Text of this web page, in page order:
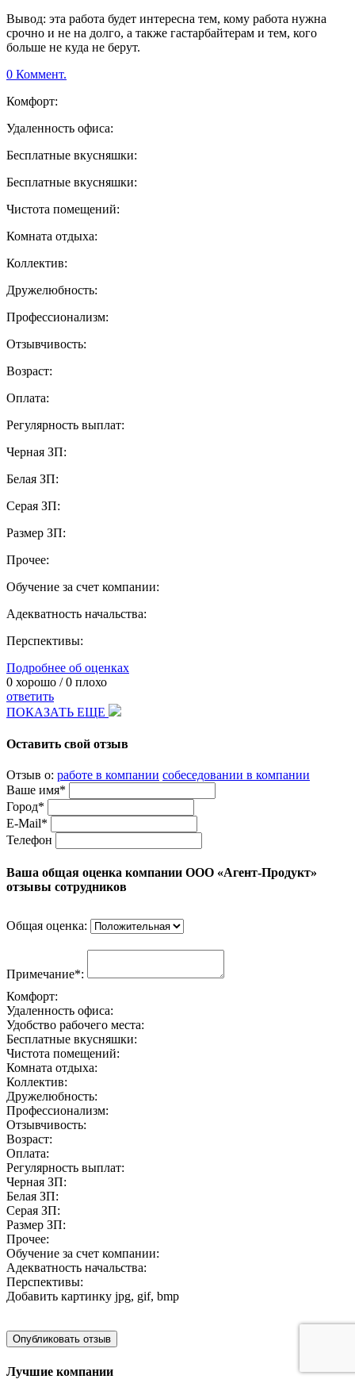
Вывод: эта работа будет интересна тем, кому работа нужна
срочно и не на долго, а также гастарбайтерам и тем, кого
больше не куда не берут.
0 Коммент.
Комфорт:
Удаленность офиса:
Бесплатные вкусняшки:
Бесплатные вкусняшки:
Чистота помещений:
Комната отдыха:
Коллектив:
Дружелюбность:
Профессионализм:
Отзывчивость:
Возраст:
Оплата:
Регулярность выплат:
Черная ЗП:
Белая ЗП:
Серая ЗП:
Размер ЗП:
Прочее:
Обучение за счет компании:
Адекватность начальства:
Перспективы:
Подробнее об оценках
0 хорошо /0 плохо
ответить
ПОКАЗАТЬ ЕЩЕ
Оставить свой отзыв
Отзыв о: работе в компании собеседовании в компании
Ваше имя*
Город*
E-Mail*
Телефон
Ваша общая оценка компании ООО «Агент-Продукт»
отзывы сотрудников
Общая оценка:
Примечание*:
Комфорт:
Удаленность офиса:
Удобство рабочего места:
Бесплатные вкусняшки:
Чистота помещений:
Комната отдыха:
Коллектив:
Дружелюбность:
Профессионализм:
Отзывчивость:
Возраст:
Оплата:
Регулярность выплат:
Черная ЗП:
Белая ЗП:
Серая ЗП:
Размер ЗП:
Прочее:
Обучение за счет компании:
Адекватность начальства:
Перспективы:
Добавить картинку jpg, gif, bmp
Лучшие компании